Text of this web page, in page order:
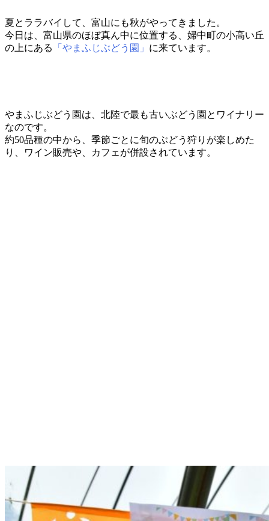
夏とララバイして、富山にも秋がやってきました。
今日は、富山県のほぼ真ん中に位置する、婦中町の小高い丘
の上にある
「やまふじぶどう園」 に来ています。
やまふじぶどう園は、北陸で最も古いぶどう園とワイナリー
なのです。
約50品種の中から、季節ごとに旬のぶどう狩りが楽しめた
り、ワイン販売や、カフェが併設されています。